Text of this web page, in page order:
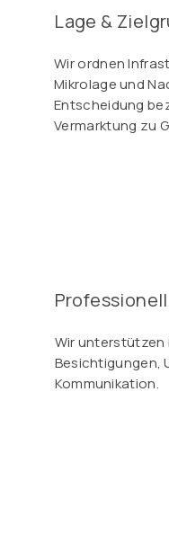
Lage &
Wir ordnen
Mikrolage und
Entscheidung
Vermarktung zu
Wir unterstützen
Besichtigungen,
Kommunikation.